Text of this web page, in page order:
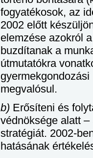
fogyatékosok, az
2002 előtt
elemzése azokról
buzdítanak a
útmutatókra
megvalósul.
b) Erősíteni és
védnöksége alatt
stratégiát. 2002-
hatásának